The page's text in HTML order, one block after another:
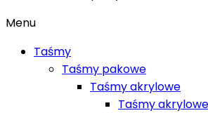
Menu
Taśmy
Taśmy pakowe
Taśmy akrylowe
Taśmy